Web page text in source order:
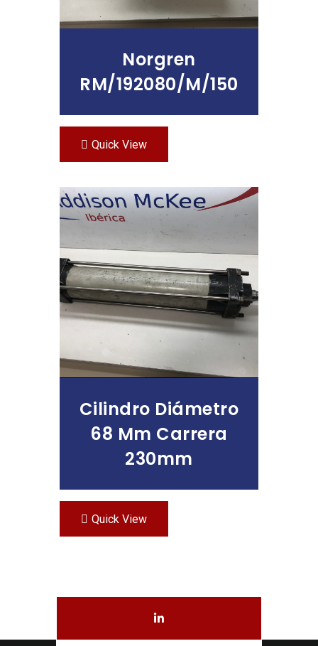
Norgren
RM/192080/M/150
Quick View
Leer Más
Cilindro Diámetro
68 Mm Carrera
230mm
Quick View